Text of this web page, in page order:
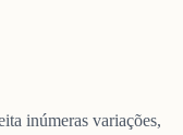
inúmeras variações,